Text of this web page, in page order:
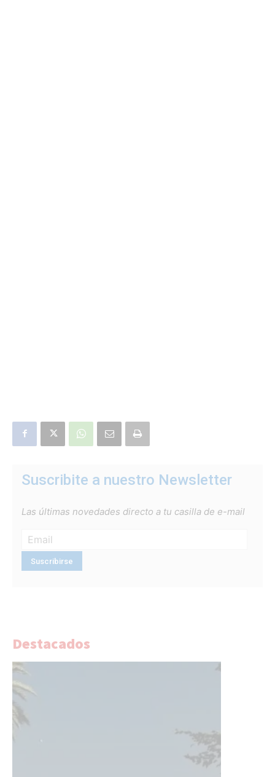
Suscribite a nuestro Newsletter
Las últimas novedades directo a tu casilla de e-mail
Destacados